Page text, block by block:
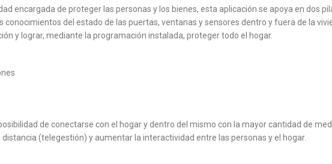
encargada de proteger las personas y los bienes, esta aplicación se apoya en dos
conocimientos del estado de las puertas, ventanas y sensores dentro y fuera de la
y lograr, mediante la programación instalada, proteger todo el hogar.
de conectarse con el hogar y dentro del mismo con la mayor cantidad de
(telegestión) y aumentar la interactividad entre las personas y el hogar.